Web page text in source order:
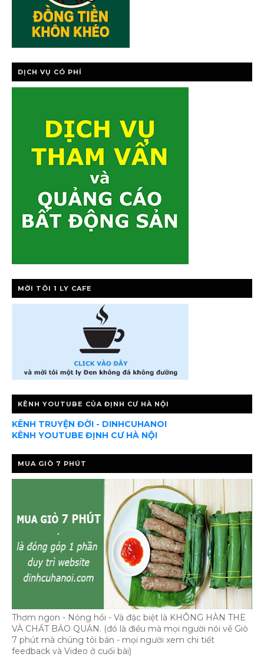
DỊCH VỤ CÓ PHÍ
MỜI TÔI 1 LY CAFE
KÊNH YOUTUBE CỦA ĐỊNH CƯ HÀ NỘI
KÊNH TRUYỆN ĐỜI - DINHCUHANOI
KÊNH YOUTUBE ĐỊNH CƯ HÀ NỘI
MUA GIÒ 7 PHÚT
Thơm ngon - Nóng hổi - Và đặc biệt là KHÔNG HÀN THE
VÀ CHẤT BẢO QUẢN. (đó là điều mà mọi người nói về Giò
7 phút mà chúng tôi bán - mọi người xem chi tiết
feedback và Video ở cuối bài)